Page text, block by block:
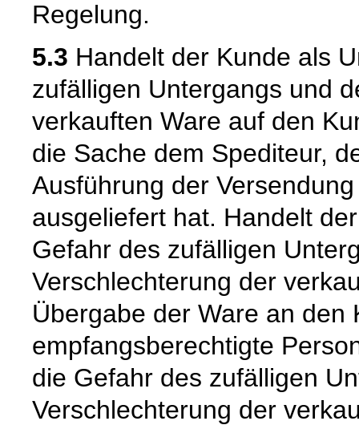
Regelung.
5.3 Handelt der Kunde als
zufälligen Untergangs und
verkauften Ware auf den
die Sache dem Spediteur,
Ausführung der
ausgeliefert hat. Handelt
Gefahr des zufälligen
Verschlechterung der
Übergabe der Ware an den
empfangsberechtigte
die Gefahr des zufälligen
Verschlechterung der